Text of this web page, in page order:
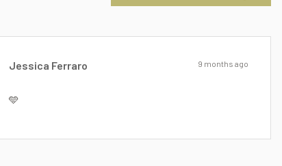
Jessica Ferraro 9 months ago
🩵